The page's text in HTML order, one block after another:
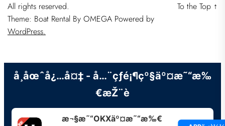
All rights reserved.
Theme: Boat Rental By OMEGA Powered by
WordPress.
To the Top ↑